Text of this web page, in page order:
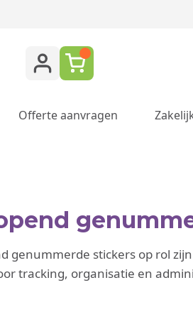
Offerte aanvragen
genummerde stickers op rol
tracking, organisatie en